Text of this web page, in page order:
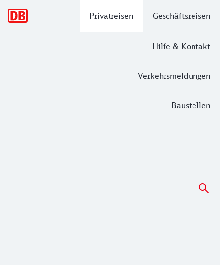
Privatreisen Geschäftsreisen
Hilfe & Kontakt
Verkehrsmeldungen
Baustellen